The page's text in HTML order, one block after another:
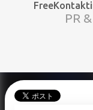
スキップ
PR